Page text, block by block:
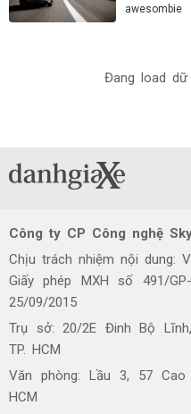
awesombie
Đang load
Công ty CP Công nghệ
Chịu trách nhiệm nội dung:
Giấy phép MXH số 491/
25/09/2015
Trụ sở: 20/2E Đinh Bộ
TP. HCM
Văn phòng: Lầu 3, 57 Cao
HCM